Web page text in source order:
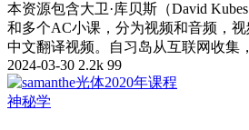
本资源包含大卫·库贝斯（David
和多个AC小课，分为视频和音频，
中文翻译视频。自习岛从互联网收集
2024-03-30 2.2k 99
神秘学